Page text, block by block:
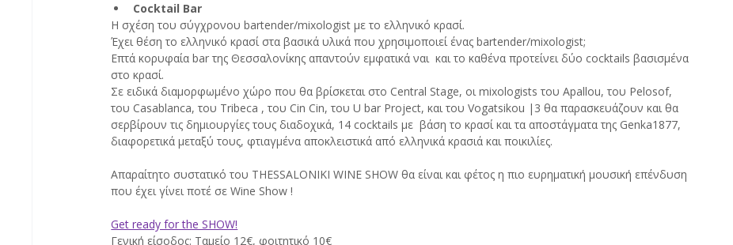
Cocktail Bar
Η σχέση του σύγχρονου bartender/mixologist με το ελληνικό κρασί.
Έχει θέση το ελληνικό κρασί στα βασικά υλικά που χρησιμοποιεί ένας bartender/mixologist;
Επτά κορυφαία bar της Θεσσαλονίκης απαντούν εμφατικά ναι  και το καθένα προτείνει δύο cocktails βασισμένα
στο κρασί.
Σε ειδικά διαμορφωμένο χώρο που θα βρίσκεται στο Central Stage, οι mixologists του Apallou, του Pelosof,
του Casablanca, του Tribeca , του Cin Cin, του U bar Project, και του Vogatsikou |3 θα παρασκευάζουν και θα
σερβίρουν τις δημιουργίες τους διαδοχικά, 14 cocktails με  βάση το κρασί και τα αποστάγματα της Genka1877,
διαφορετικά μεταξύ τους, φτιαγμένα αποκλειστικά από ελληνικά κρασιά και ποικιλίες.
Απαραίτητο συστατικό του THESSALONIKI WINE SHOW θα είναι και φέτος η πιο ευρηματική μουσική επένδυση
που έχει γίνει ποτέ σε Wine Show !
Get ready for the SHOW!
Γενική είσοδος: Tαμείο 12€, φοιτητικό 10€